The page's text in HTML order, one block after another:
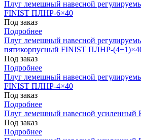
Плуг лемешный навесной
FINIST ПЛНР-6×40
Под заказ
Подробнее
Плуг лемешный навесной
пятикорпусный FINIST ПЛНР-
Под заказ
Подробнее
Плуг лемешный навесной
FINIST ПЛНР-4×40
Под заказ
Подробнее
Плуг лемешный навесной
Под заказ
Подробнее